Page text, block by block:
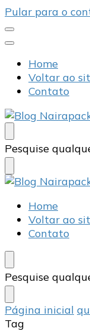
Pular para o
Home
Voltar ao
Contato
Blog Nairapack
Líder no
Procurando
algo?
Pesquise
Blog Nairapack
Líder no
Home
Voltar ao
Contato
Procurando
algo?
Pesquise
Página inicial
Tag